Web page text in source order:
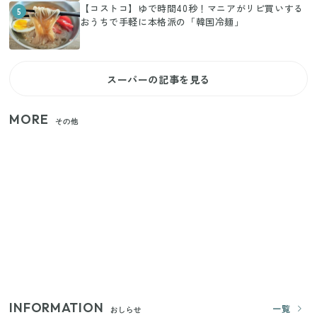
5
【コストコ】ゆで時間40秒！マニアがリピ買いする
おうちで手軽に本格派の「韓国冷麺」
スーパーの記事を見る
MORE その他
INFORMATION おしらせ 一覧